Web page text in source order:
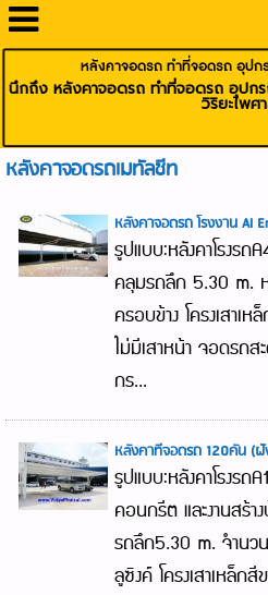
หลังคาจอดรถ ทำที่จอดรถ อุปก
นึกถึง หลังคาจอดรถ ทำที่จอดรถ อุปกร
วิริยะไพศ
หลังคาจอดรถเมทัลชีท
หลังคาจอดรถ โรงงาน AI
รูปแบบ:หลังคาโรงรถ
คลุมรถลึก 5.30 m.
ครอบข้าง โครงเสาเ
ไม่มีเสาหน้า จอดรถ
กร...
หลังคาที่จอดรถ 120คัน (
รูปแบบ:หลังคาโรงร
คอนกรีต และงานสร้
รถลึก5.30 m. จำนว
ลูซิงค์ โครงเสาเหล็ก